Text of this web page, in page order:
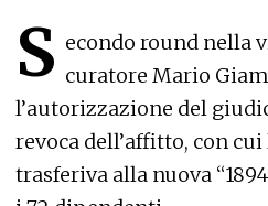
S econdo round nella
curatore Mario
l’autorizzazione del
revoca dell’affitto, con cui
trasferiva alla nuova